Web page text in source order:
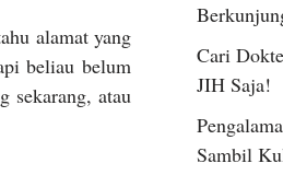
alamat yang
beliau belum
sekarang, atau
Cari
JIH Saja!
Sambil